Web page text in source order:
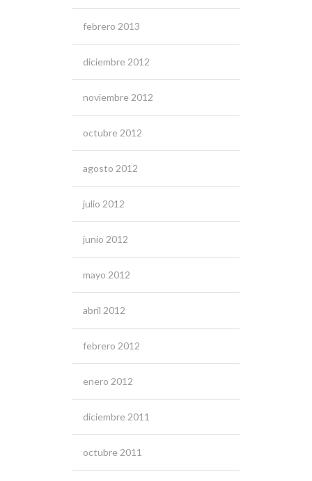
febrero 2013
diciembre 2012
noviembre 2012
octubre 2012
agosto 2012
julio 2012
junio 2012
mayo 2012
abril 2012
febrero 2012
enero 2012
diciembre 2011
octubre 2011